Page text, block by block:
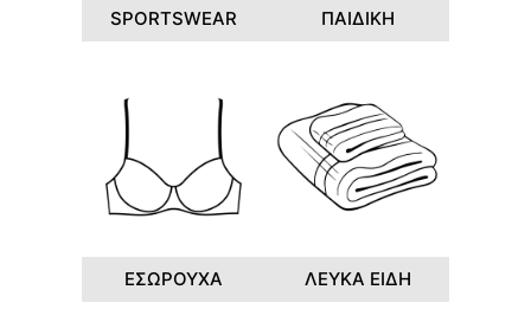
SPORTSWEAR ΠΑΙΔΙΚΗ
ΕΣΩΡΟΥΧΑ ΛΕΥΚΑ ΕΙΔΗ